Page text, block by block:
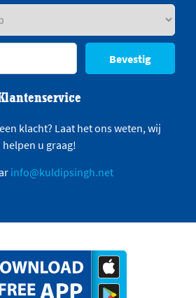
Bevestig
klacht? Laat het ons weten, wij
helpen u graag!
info@kuldipsingh.net